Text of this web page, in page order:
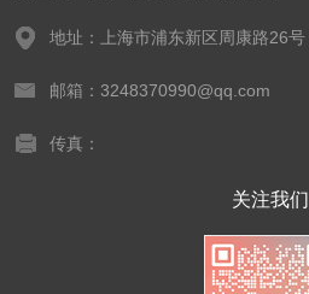
地址：上海市浦东新区周康路26号
邮箱：3248370990@qq.com
传真：
关注我们